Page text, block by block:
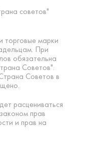
советов"
торговые марки
При
обязательна
Советов".
Советов в
расцениваться
прав
и прав на